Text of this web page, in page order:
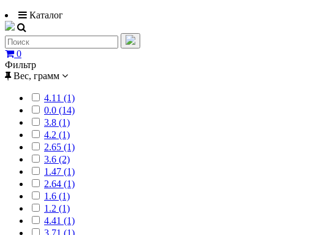
Каталог
0
Фильтр
Вес, грамм
4.11 (1)
0.0 (14)
3.8 (1)
4.2 (1)
2.65 (1)
3.6 (2)
1.47 (1)
2.64 (1)
1.6 (1)
1.2 (1)
4.41 (1)
3.71 (1)